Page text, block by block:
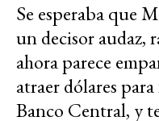
Se esperaba que
un decisor audaz,
ahora parece
atraer dólares
Banco Central, y